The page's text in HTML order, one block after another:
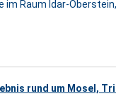
Raum Idar-
rund um Mosel,